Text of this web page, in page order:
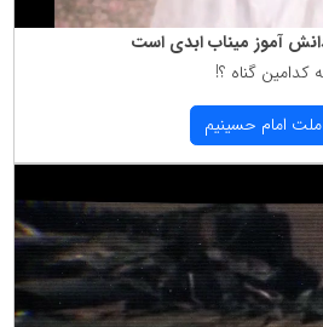
آموز میناب ابدی است
كدامین گناه ؟!
ملت امام حسینیم